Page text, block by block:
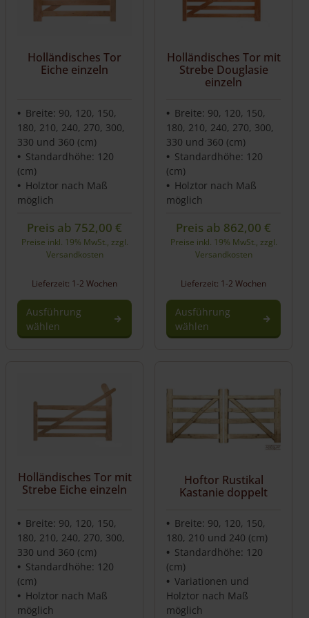
Holländisches Tor
Eiche einzeln
Breite: 90, 120, 150,
180, 210, 240, 270, 300,
330 und 360 (cm)
Standardhöhe: 120
(cm)
Holztor nach Maß
möglich
Preis ab 752,00 €
Preise inkl. 19% MwSt., zzgl.
Versandkosten
Lieferzeit: 1-2 Wochen
Ausführung
wählen
Holländisches Tor mit
Strebe Douglasie
einzeln
Breite: 90, 120, 150,
180, 210, 240, 270, 300,
330 und 360 (cm)
Standardhöhe: 120
(cm)
Holztor nach Maß
möglich
Preis ab 862,00 €
Preise inkl. 19% MwSt., zzgl.
Versandkosten
Lieferzeit: 1-2 Wochen
Ausführung
wählen
Holländisches Tor mit
Strebe Eiche einzeln
Breite: 90, 120, 150,
180, 210, 240, 270, 300,
330 und 360 (cm)
Standardhöhe: 120
(cm)
Holztor nach Maß
möglich
Hoftor Rustikal
Kastanie doppelt
Breite: 90, 120, 150,
180, 210 und 240 (cm)
Standardhöhe: 120
(cm)
Variationen und
Holztor nach Maß
möglich